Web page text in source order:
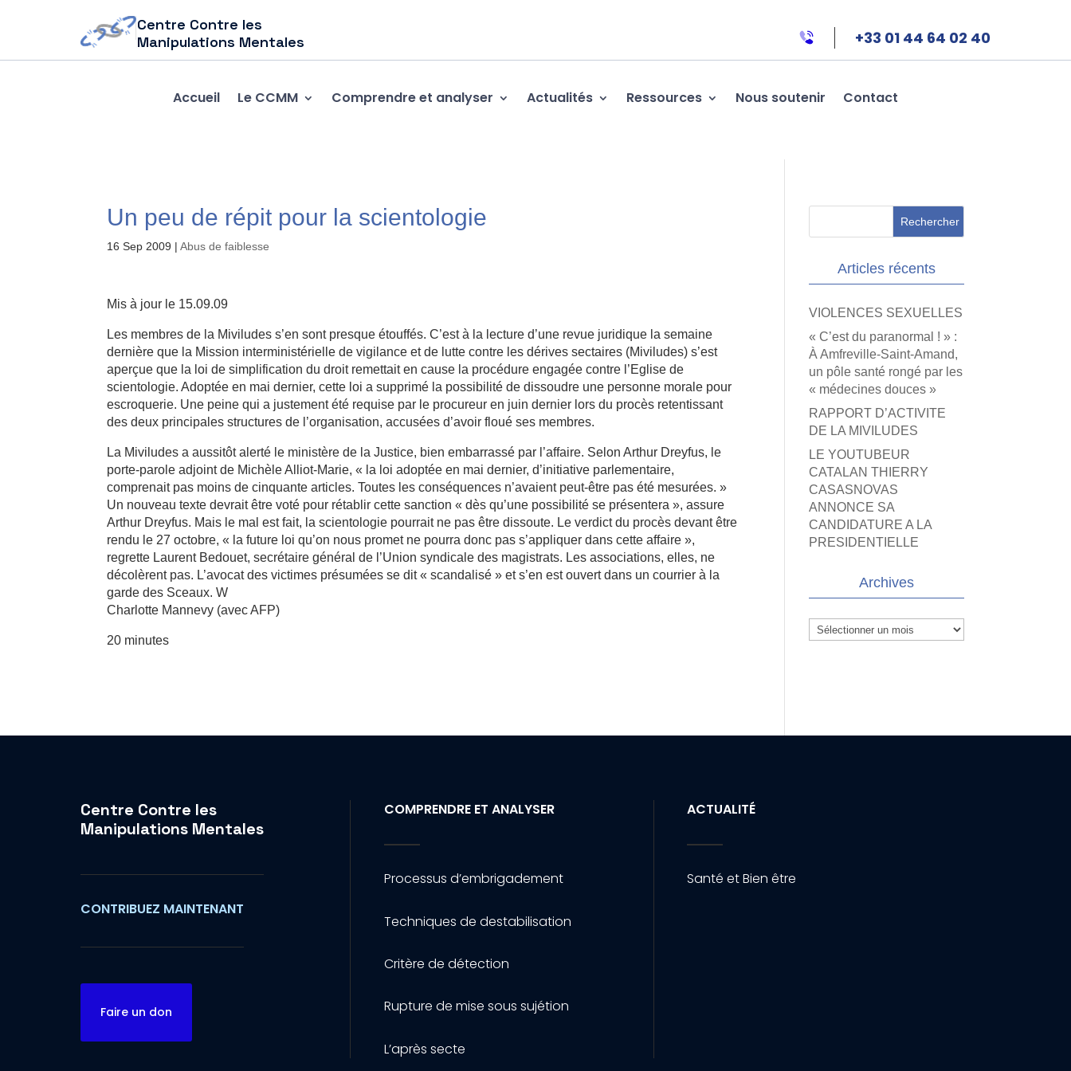
Centre Contre les
Manipulations Mentales
+33 01 44 64 02 40
Accueil Le CCMM Comprendre et analyser Actualités Ressources Nous soutenir Contact
Un peu de répit pour la scientologie
16 Sep 2009 |Abus de faiblesse
Mis à jour le 15.09.09
Les membres de la Miviludes s’en sont presque étouffés. C’est à la lecture d’une revue juridique la semaine
dernière que la Mission interministérielle de vigilance et de lutte contre les dérives sectaires (Miviludes) s’est
aperçue que la loi de simplification du droit remettait en cause la procédure engagée contre l’Eglise de
scientologie. Adoptée en mai dernier, cette loi a supprimé la possibilité de dissoudre une personne morale pour
escroquerie. Une peine qui a justement été requise par le procureur en juin dernier lors du procès retentissant
des deux principales structures de l’organisation, accusées d’avoir floué ses membres.
La Miviludes a aussitôt alerté le ministère de la Justice, bien embarrassé par l’affaire. Selon Arthur Dreyfus, le
porte-parole adjoint de Michèle Alliot-Marie, « la loi adoptée en mai dernier, d’initiative parlementaire,
comprenait pas moins de cinquante articles. Toutes les conséquences n’avaient peut-être pas été mesurées. »
Un nouveau texte devrait être voté pour rétablir cette sanction « dès qu’une possibilité se présentera », assure
Arthur Dreyfus. Mais le mal est fait, la scientologie pourrait ne pas être dissoute. Le verdict du procès devant être
rendu le 27 octobre, « la future loi qu’on nous promet ne pourra donc pas s’appliquer dans cette affaire »,
regrette Laurent Bedouet, secrétaire général de l’Union syndicale des magistrats. Les associations, elles, ne
décolèrent pas. L’avocat des victimes présumées se dit « scandalisé » et s’en est ouvert dans un courrier à la
garde des Sceaux. W
Charlotte Mannevy (avec AFP)
20 minutes
Articles récents
VIOLENCES SEXUELLES
« C’est du paranormal ! » :
À Amfreville-Saint-Amand,
un pôle santé rongé par les
« médecines douces »
RAPPORT D’ACTIVITE
DE LA MIVILUDES
LE YOUTUBEUR
CATALAN THIERRY
CASASNOVAS
ANNONCE SA
CANDIDATURE A LA
PRESIDENTIELLE
Archives
Archives
Centre Contre les
Manipulations Mentales
CONTRIBUEZ MAINTENANT
Faire un don
COMPRENDRE ET ANALYSER
Processus d’embrigadement
Techniques de destabilisation
Critère de détection
Rupture de mise sous sujétion
L’après secte
ACTUALITÉ
Santé et Bien être